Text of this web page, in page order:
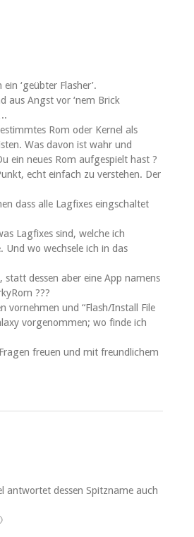
‘geübter Flasher’.
aus Angst vor ‘nem Brick
Rom oder Kernel als
Was davon ist wahr und
ein neues Rom aufgespielt hast ?
echt einfach zu verstehen. Der
dass alle Lagfixes eingschaltet
Lagfixes sind, welche ich
Und wo wechsele ich in das
dessen aber eine App namens
???
vornehmen und “Flash/Install File
vorgenommen; wo finde ich
freuen und mit freundlichem
antwortet dessen Spitzname auch